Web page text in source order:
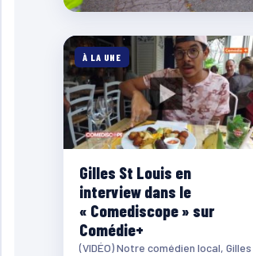
À LA UNE
Gilles St Louis en
interview dans le
« Comediscope » sur
Comédie+
(VIDÉO) Notre comédien local, Gilles